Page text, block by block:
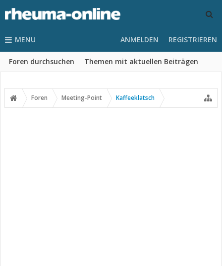
MENU
Foren durchsuchen Themen mit aktuellen Beiträgen
ANMELDEN REGISTRIEREN
Foren Meeting-Point Kaffeeklatsch